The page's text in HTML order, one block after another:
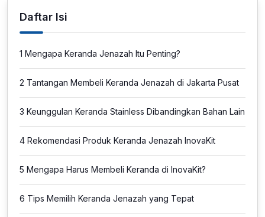
Daftar Isi
1 Mengapa Keranda Jenazah Itu Penting?
2 Tantangan Membeli Keranda Jenazah di Jakarta Pusat
3 Keunggulan Keranda Stainless Dibandingkan Bahan Lain
4 Rekomendasi Produk Keranda Jenazah InovaKit
5 Mengapa Harus Membeli Keranda di InovaKit?
6 Tips Memilih Keranda Jenazah yang Tepat